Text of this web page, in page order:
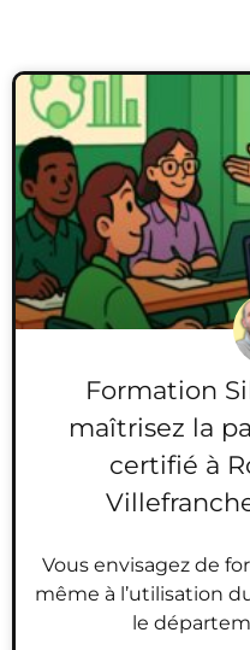
Formation
maîtrisez la
certifié à
Vous envisagez de
même à l’utilisation
le